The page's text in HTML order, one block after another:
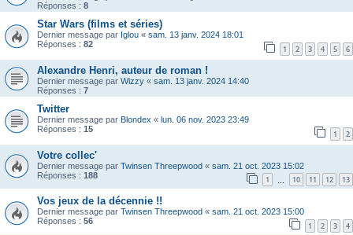
Réponses : 8
Star Wars (films et séries)
Dernier message par Iglou « sam. 13 janv. 2024 18:01
Réponses : 82 1 2 3 4 5 6
Alexandre Henri, auteur de roman !
Dernier message par Wizzy « sam. 13 janv. 2024 14:40
Réponses : 7
Twitter
Dernier message par Blondex « lun. 06 nov. 2023 23:49
Réponses : 15 1 2
Votre collec'
Dernier message par Twinsen Threepwood « sam. 21 oct. 2023 15:02
Réponses : 188 1 10 11 12 13
Vos jeux de la décennie !!
Dernier message par Twinsen Threepwood « sam. 21 oct. 2023 15:00
Réponses : 56 1 2 3 4